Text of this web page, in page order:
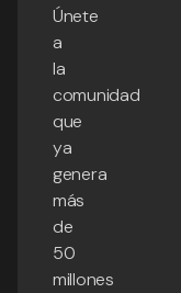
Únete
a
la
comunidad
que
ya
genera
más
de
50
millones